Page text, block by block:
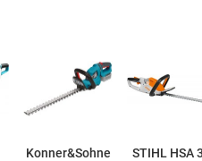
Konner&Sohne
STIHL HSA